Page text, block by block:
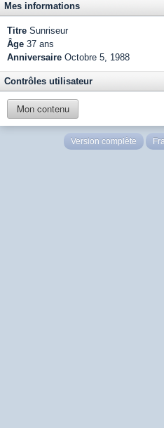
Mes informations
Titre Sunriseur
Âge 37 ans
Anniversaire Octobre 5, 1988
Contrôles utilisateur
Mon contenu
Version complète